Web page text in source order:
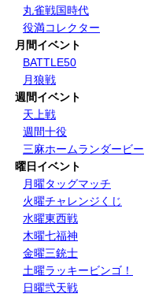
丸雀戦国時代
役満コレクター
月間イベント
BATTLE50
月狼戦
週間イベント
天上戦
週間十役
三麻ホームランダービー
曜日イベント
月曜タッグマッチ
火曜チャレンジくじ
水曜東西戦
木曜七福神
金曜三銃士
土曜ラッキービンゴ！
日曜弐天戦